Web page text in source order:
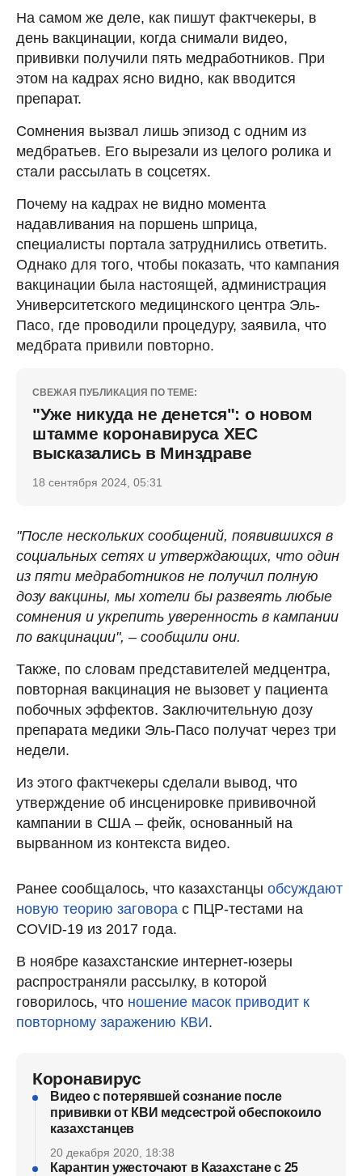
На самом же деле, как пишут фактчекеры, в
день вакцинации, когда снимали видео,
прививки получили пять медработников. При
этом на кадрах ясно видно, как вводится
препарат.
Сомнения вызвал лишь эпизод с одним из
медбратьев. Его вырезали из целого ролика и
стали рассылать в соцсетях.
Почему на кадрах не видно момента
надавливания на поршень шприца,
специалисты портала затруднились ответить.
Однако для того, чтобы показать, что кампания
вакцинации была настоящей, администрация
Университетского медицинского центра Эль-
Пасо, где проводили процедуру, заявила, что
медбрата привили повторно.
СВЕЖАЯ ПУБЛИКАЦИЯ ПО ТЕМЕ:
"Уже никуда не денется": о новом
штамме коронавируса ХЕС
высказались в Минздраве
18 сентября 2024, 05:31
"После нескольких сообщений, появившихся в
социальных сетях и утверждающих, что один
из пяти медработников не получил полную
дозу вакцины, мы хотели бы развеять любые
сомнения и укрепить уверенность в кампании
по вакцинации", – сообщили они.
Также, по словам представителей медцентра,
повторная вакцинация не вызовет у пациента
побочных эффектов. Заключительную дозу
препарата медики Эль-Пасо получат через три
недели.
Из этого фактчекеры сделали вывод, что
утверждение об инсценировке прививочной
кампании в США – фейк, основанный на
вырванном из контекста видео.
Ранее сообщалось, что казахстанцы обсуждают
новую теорию заговора с ПЦР-тестами на
COVID-19 из 2017 года.
В ноябре казахстанские интернет-юзеры
распространяли рассылку, в которой
говорилось, что ношение масок приводит к
повторному заражению КВИ.
Коронавирус
Видео с потерявшей сознание после
прививки от КВИ медсестрой обеспокоило
казахстанцев
20 декабря 2020, 18:38
Карантин ужесточают в Казахстане с 25